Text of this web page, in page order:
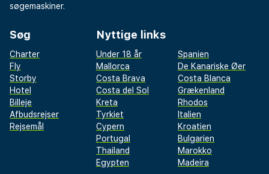
søgemaskiner.
Søg
Charter
Fly
Storby
Hotel
Billeje
Afbudsrejser
Rejsemål
Nyttige links
Under 18 år
Spanien
Mallorca
De Kanariske Øer
Costa Brava
Costa Blanca
Costa del Sol
Grækenland
Kreta
Rhodos
Tyrkiet
Italien
Cypern
Kroatien
Portugal
Bulgarien
Thailand
Marokko
Egypten
Madeira